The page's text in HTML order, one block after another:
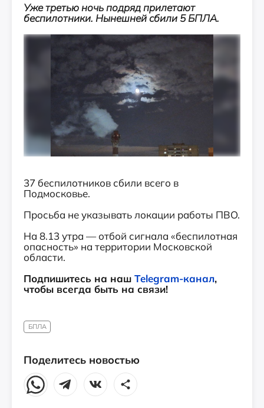
Уже третью ночь подряд прилетают
беспилотники. Нынешней сбили 5 БПЛА.
37 беспилотников сбили всего в
Подмосковье.
Просьба не указывать локации работы ПВО.
На 8.13 утра — отбой сигнала «беспилотная
опасность» на территории Московской
области.
Подпишитесь на наш Telegram-канал,
чтобы всегда быть на связи!
БПЛА
Поделитесь новостью